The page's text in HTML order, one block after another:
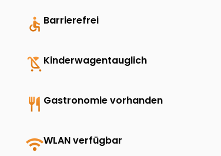
accessible Barrierefrei
child_friendlyKinderwagentauglich
restaurant Gastronomie vorhanden
wifiWLAN verfügbar